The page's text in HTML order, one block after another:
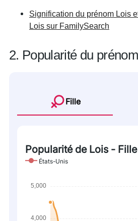
Signification du prénom Lois
Lois sur FamilySearch
2. Popularité du
Fille
Popularité de Lois - Fille
États-Unis